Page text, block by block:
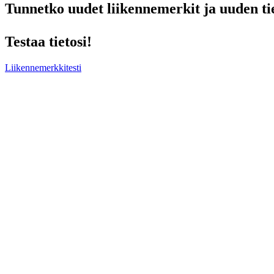
Tunnetko uudet liikennemerkit ja uuden
Testaa tietosi!
Liikennemerkkitesti